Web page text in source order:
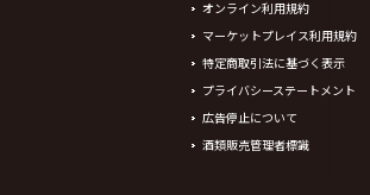
オンライン利用規約
マーケットプレイス利用規約
特定商取引法に基づく表示
プライバシーステートメント
広告停止について
酒類販売管理者標識